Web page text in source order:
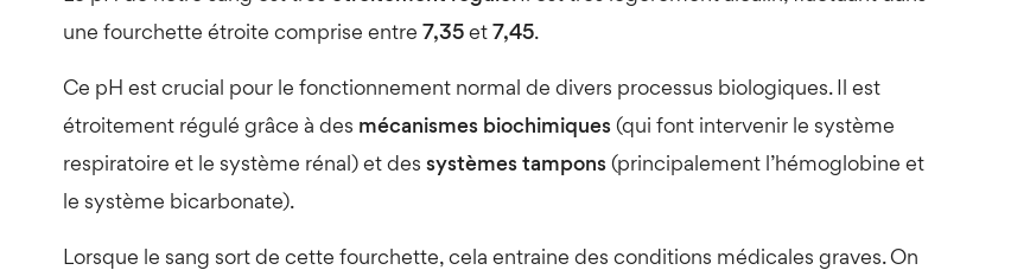
une fourchette étroite comprise entre 7,35 et 7,45.
Ce pH est crucial pour le fonctionnement normal de divers processus biologiques. Il est
étroitement régulé grâce à des mécanismes biochimiques (qui font intervenir le système
respiratoire et le système rénal) et dessystèmes tampons (principalement l’hémoglobine et
le système bicarbonate).
Lorsque le sang sort de cette fourchette, cela entraine des conditions médicales graves. On